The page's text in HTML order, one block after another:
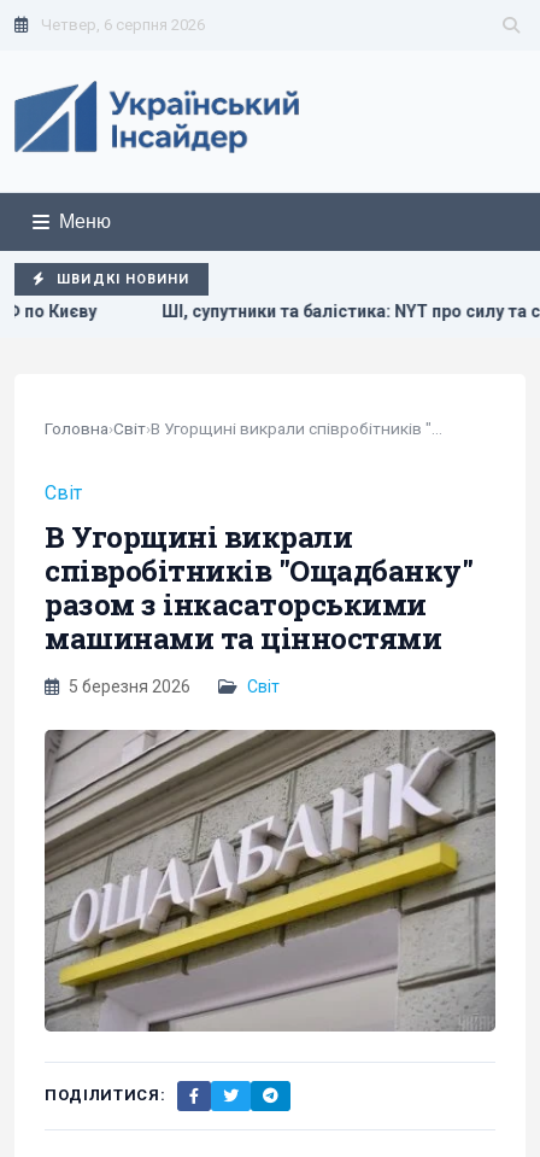
Четвер, 6 серпня 2026
Меню
ШВИДКІ НОВИНИ
та балістика: NYT про силу та слабкості України у війні
Головна›Світ›
Світ
В Угорщині викрали
співробітників "Ощадбанку"
разом з інкасаторськими
машинами та цінностями
5 березня 2026 Світ
ПОДІЛИТИСЯ: